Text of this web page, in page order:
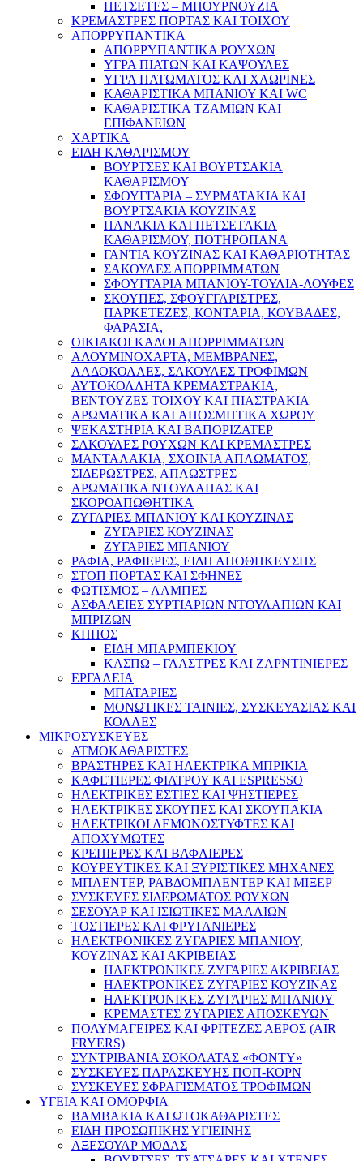
ΠΕΤΣΕΤΕΣ – ΜΠΟΥΡΝΟΥΖΙΑ
ΚΡΕΜΑΣΤΡΕΣ ΠΟΡΤΑΣ ΚΑΙ ΤΟΙΧΟΥ
ΑΠΟΡΡΥΠΑΝΤΙΚΑ
ΑΠΟΡΡΥΠΑΝΤΙΚΑ ΡΟΥΧΩΝ
ΥΓΡΑ ΠΙΑΤΩΝ ΚΑΙ ΚΑΨΟΥΛΕΣ
ΥΓΡΑ ΠΑΤΩΜΑΤΟΣ ΚΑΙ ΧΛΩΡΙΝΕΣ
ΚΑΘΑΡΙΣΤΙΚΑ ΜΠΑΝΙΟΥ ΚΑΙ WC
ΚΑΘΑΡΙΣΤΙΚΑ ΤΖΑΜΙΩΝ ΚΑΙ
ΕΠΙΦΑΝΕΙΩΝ
ΧΑΡΤΙΚΑ
ΕΙΔΗ ΚΑΘΑΡΙΣΜΟΥ
ΒΟΥΡΤΣΕΣ ΚΑΙ ΒΟΥΡΤΣΑΚΙΑ
ΚΑΘΑΡΙΣΜΟΥ
ΣΦΟΥΓΓΑΡΙΑ – ΣΥΡΜΑΤΑΚΙΑ ΚΑΙ
ΒΟΥΡΤΣΑΚΙΑ ΚΟΥΖΙΝΑΣ
ΠΑΝΑΚΙΑ ΚΑΙ ΠΕΤΣΕΤΑΚΙΑ
ΚΑΘΑΡΙΣΜΟΥ, ΠΟΤΗΡΟΠΑΝΑ
ΓΑΝΤΙΑ ΚΟΥΖΙΝΑΣ ΚΑΙ ΚΑΘΑΡΙΟΤΗΤΑΣ
ΣΑΚΟΥΛΕΣ ΑΠΟΡΡΙΜΜΑΤΩΝ
ΣΦΟΥΓΓΑΡΙΑ ΜΠΑΝΙΟΥ-ΤΟΥΛΙΑ-ΛΟΥΦΕΣ
ΣΚΟΥΠΕΣ, ΣΦΟΥΓΓΑΡΙΣΤΡΕΣ,
ΠΑΡΚΕΤΕΖΕΣ, ΚΟΝΤΑΡΙΑ, ΚΟΥΒΑΔΕΣ,
ΦΑΡΑΣΙΑ,
ΟΙΚΙΑΚΟΙ ΚΑΔΟΙ ΑΠΟΡΡΙΜΜΑΤΩΝ
ΑΛΟΥΜΙΝΟΧΑΡΤΑ, ΜΕΜΒΡΑΝΕΣ,
ΛΑΔΟΚΟΛΛΕΣ, ΣΑΚΟΥΛΕΣ ΤΡΟΦΙΜΩΝ
ΑΥΤΟΚΟΛΛΗΤΑ ΚΡΕΜΑΣΤΡΑΚΙΑ,
ΒΕΝΤΟΥΖΕΣ ΤΟΙΧΟΥ ΚΑΙ ΠΙΑΣΤΡΑΚΙΑ
ΑΡΩΜΑΤΙΚΑ KAI ΑΠΟΣΜΗΤΙΚΑ ΧΩΡΟΥ
ΨΕΚΑΣΤΗΡΙΑ ΚΑΙ ΒΑΠΟΡΙΖΑΤΕΡ
ΣΑΚΟΥΛΕΣ ΡΟΥΧΩΝ ΚΑΙ ΚΡΕΜΑΣΤΡΕΣ
ΜΑΝΤΑΛΑΚΙΑ, ΣΧΟΙΝΙΑ ΑΠΛΩΜΑΤΟΣ,
ΣΙΔΕΡΩΣΤΡΕΣ, ΑΠΛΩΣΤΡΕΣ
ΑΡΩΜΑΤΙΚΑ ΝΤΟΥΛΑΠΑΣ ΚΑΙ
ΣΚΟΡΟΑΠΩΘΗΤΙΚΑ
ΖΥΓΑΡΙΕΣ ΜΠΑΝΙΟΥ ΚΑΙ ΚΟΥΖΙΝΑΣ
ΖΥΓΑΡΙΕΣ ΚΟΥΖΙΝΑΣ
ΖΥΓΑΡΙΕΣ ΜΠΑΝΙΟΥ
ΡΑΦΙΑ, ΡΑΦΙΕΡΕΣ, ΕΙΔΗ ΑΠΟΘΗΚΕΥΣΗΣ
ΣΤΟΠ ΠΟΡΤΑΣ ΚΑΙ ΣΦΗΝΕΣ
ΦΩΤΙΣΜΟΣ – ΛΑΜΠΕΣ
ΑΣΦΑΛΕΙΕΣ ΣΥΡΤΙΑΡΙΩΝ ΝΤΟΥΛΑΠΙΩΝ ΚΑΙ
ΜΠΡΙΖΩΝ
ΚΗΠΟΣ
ΕΙΔΗ ΜΠΑΡΜΠΕΚΙΟΥ
ΚΑΣΠΩ – ΓΛΑΣΤΡΕΣ ΚΑΙ ΖΑΡΝΤΙΝΙΕΡΕΣ
ΕΡΓΑΛΕΙΑ
ΜΠΑΤΑΡΙΕΣ
ΜΟΝΩΤΙΚΕΣ ΤΑΙΝΙΕΣ, ΣΥΣΚΕΥΑΣΙΑΣ ΚΑΙ
ΚΟΛΛΕΣ
ΜΙΚΡΟΣΥΣΚΕΥΕΣ
ΑΤΜΟΚΑΘΑΡΙΣΤΕΣ
ΒΡΑΣΤΗΡΕΣ ΚΑΙ ΗΛΕΚΤΡΙΚΑ ΜΠΡΙΚΙΑ
ΚΑΦΕΤΙΕΡΕΣ ΦΙΛΤΡΟΥ ΚΑΙ ESPRESSO
ΗΛΕΚΤΡΙΚΕΣ ΕΣΤΙΕΣ ΚΑΙ ΨΗΣΤΙΕΡΕΣ
ΗΛΕΚΤΡΙΚΕΣ ΣΚΟΥΠΕΣ ΚΑΙ ΣΚΟΥΠΑΚΙΑ
ΗΛΕΚΤΡΙΚΟΙ ΛΕΜΟΝΟΣΤΥΦΤΕΣ ΚΑΙ
ΑΠΟΧΥΜΩΤΕΣ
ΚΡΕΠΙΕΡΕΣ ΚΑΙ ΒΑΦΛΙΕΡΕΣ
ΚΟΥΡΕΥΤΙΚΕΣ ΚΑΙ ΞΥΡΙΣΤΙΚΕΣ ΜΗΧΑΝΕΣ
ΜΠΛΕΝΤΕΡ, ΡΑΒΔΟΜΠΛΕΝΤΕΡ ΚΑΙ ΜΙΞΕΡ
ΣΥΣΚΕΥΕΣ ΣΙΔΕΡΩΜΑΤΟΣ ΡΟΥΧΩΝ
ΣΕΣΟΥΑΡ ΚΑΙ ΙΣΙΩΤΙΚΕΣ ΜΑΛΛΙΩΝ
ΤΟΣΤΙΕΡΕΣ ΚΑΙ ΦΡΥΓΑΝΙΕΡΕΣ
ΗΛΕΚΤΡΟΝΙΚΕΣ ΖΥΓΑΡΙΕΣ ΜΠΑΝΙΟΥ,
ΚΟΥΖΙΝΑΣ ΚΑΙ ΑΚΡΙΒΕΙΑΣ
ΗΛΕΚΤΡΟΝΙΚΕΣ ΖΥΓΑΡΙΕΣ ΑΚΡΙΒΕΙΑΣ
ΗΛΕΚΤΡΟΝΙΚΕΣ ΖΥΓΑΡΙΕΣ ΚΟΥΖΙΝΑΣ
ΗΛΕΚΤΡΟΝΙΚΕΣ ΖΥΓΑΡΙΕΣ ΜΠΑΝΙΟΥ
ΚΡΕΜΑΣΤΕΣ ΖΥΓΑΡΙΕΣ ΑΠΟΣΚΕΥΩΝ
ΠΟΛΥΜΑΓΕΙΡΕΣ ΚΑΙ ΦΡΙΤΕΖΕΣ ΑΕΡΟΣ (AIR
FRYERS)
ΣΥΝΤΡΙΒΑΝΙΑ ΣΟΚΟΛΑΤΑΣ «ΦΟΝΤΥ»
ΣΥΣΚΕΥΕΣ ΠΑΡΑΣΚΕΥΗΣ ΠΟΠ-ΚΟΡΝ
ΣΥΣΚΕΥΕΣ ΣΦΡΑΓΙΣΜΑΤΟΣ ΤΡΟΦΙΜΩΝ
ΥΓΕΙΑ ΚΑΙ ΟΜΟΡΦΙΑ
ΒΑΜΒΑΚΙΑ ΚΑΙ ΩΤΟΚΑΘΑΡΙΣΤΕΣ
ΕΙΔΗ ΠΡΟΣΩΠΙΚΗΣ ΥΓΙΕΙΝΗΣ
ΑΞΕΣΟΥΑΡ ΜΟΔΑΣ